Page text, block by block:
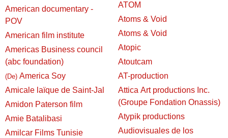
American documentary -
POV
American film institute
Americas Business council
(abc foundation)
(De) America Soy
Amicale laïque de Saint-Jal
Amidon Paterson film
Amie Batalibasi
Amilcar Films Tunisie
ATOM
Atoms & Void
Atoms & Void
Atopic
Atoutcam
AT-production
Attica Art productions Inc.
(Groupe Fondation Onassis)
Atypik productions
Audiovisuales de los